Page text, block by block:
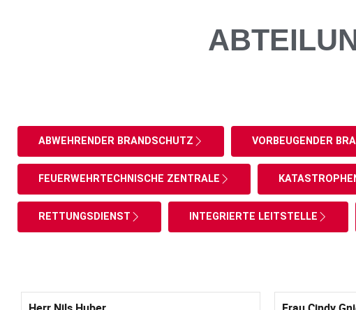
ABWEHRENDER BRANDSCHUTZ VORBEUGENDER
FEUERWEHRTECHNISCHE ZENTRALE
RETTUNGSDIENST INTEGRIERTE LEITSTELLE